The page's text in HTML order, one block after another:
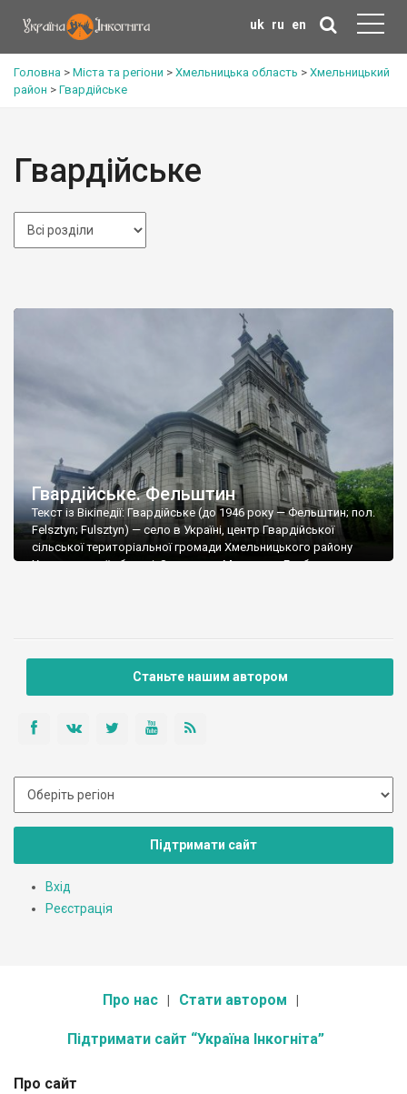
uk ru en
Головна > Міста та регіони > Хмельницька область > Хмельницький
район > Гвардійське
Гвардійське
Гвардійське. Фельштин
Текст із Вікіпедії: Гвардійське (до 1946 року — Фельштин; пол.
Felsztyn; Fulsztyn) — село в Україні, центр Гвардійської
сільської територіальної громади Хмельницького району
Хмельницької області. Засноване Миколаєм Гербуртом як
Станьте нашим автором
Підтримати сайт
Вхід
Реєстрація
Про нас Стати автором
Підтримати сайт “Україна Інкогніта”
Про сайт